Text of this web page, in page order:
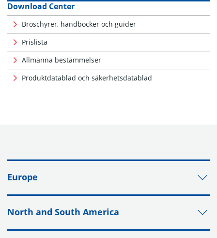
Download Center
Broschyrer, handböcker och guider
Prislista
Allmänna bestämmelser
Produktdatablad och säkerhetsdatablad
Europe
North and South America